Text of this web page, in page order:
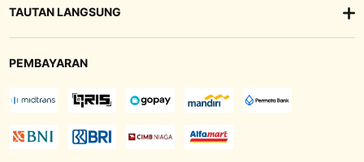
TAUTAN LANGSUNG
PEMBAYARAN